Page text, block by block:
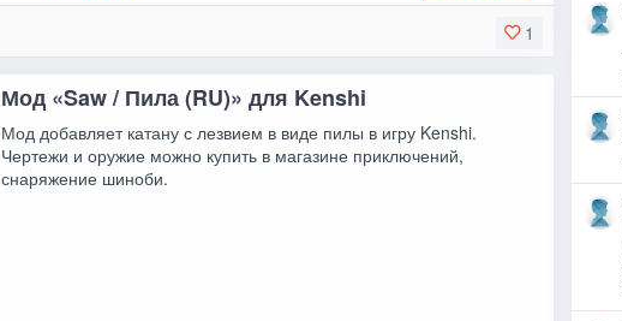
1
Мод «Saw / Пила (RU)» для Kenshi
Мод добавляет катану с лезвием в виде пилы в игру Kenshi.
Чертежи и оружие можно купить в магазине приключений,
снаряжение шиноби.